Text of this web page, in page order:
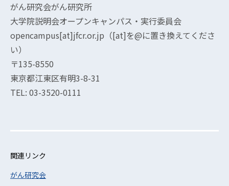
がん研究会がん研究所
大学院説明会オープンキャンパス・実行委員会
opencampus[at]jfcr.or.jp（[at]を@に置き換えてくださ
い）
〒135-8550
東京都江東区有明3-8-31
TEL: 03-3520-0111
関連リンク
がん研究会